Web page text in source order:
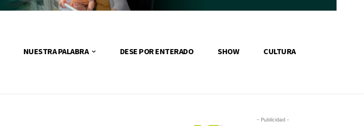
NUESTRA PALABRA DESE POR ENTERADO SHOW CULTURA
- Publicidad -